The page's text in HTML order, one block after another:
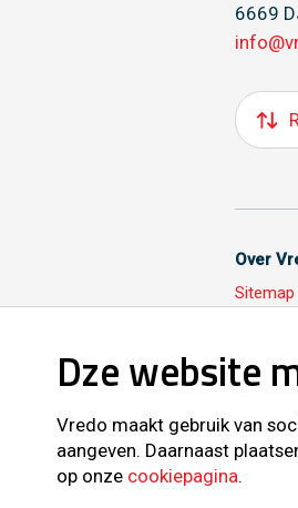
6669
Over
Sitemap
Volg
Dze website
Vredo maakt gebruik van
aangeven. Daarnaast
op onze cookiepagina.